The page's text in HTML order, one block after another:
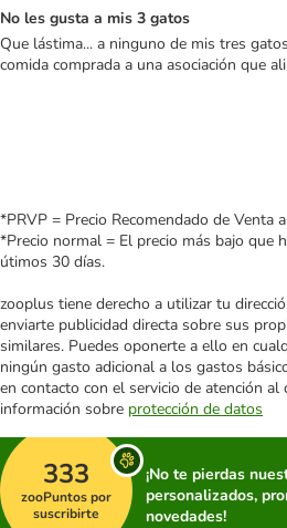
No les gusta a mis 3 gatos
Que lástima... a ninguno de mis tres
comida comprada a una asociación que
*PRVP = Precio Recomendado de Venta
*Precio normal = El precio más bajo que
útimos 30 días.
zooplus tiene derecho a utilizar tu
enviarte publicidad directa sobre sus
similares. Puedes oponerte a ello en
ningún gasto adicional a los gastos
en contacto con el servicio de atención al
información sobre protección de datos
333
zooPuntos por
suscribirte
¡No te pierdas
personalizados,
novedades!